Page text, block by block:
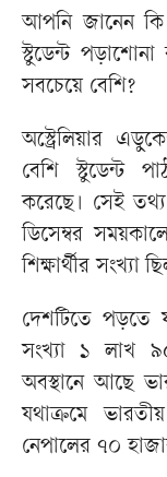
আপনি জানেন কি
স্টুডেন্ট
সবচেয়ে বেশি?
অস্ট্রেলিয়ার
বেশি স্টুডেন্ট
করেছে। সেই
ডিসেম্বর
শিক্ষার্থীর
দেশটিতে পড়তে
সংখ্যা ১ লাখ
অবস্থানে আছে
যথাক্রমে
নেপালের ৭০